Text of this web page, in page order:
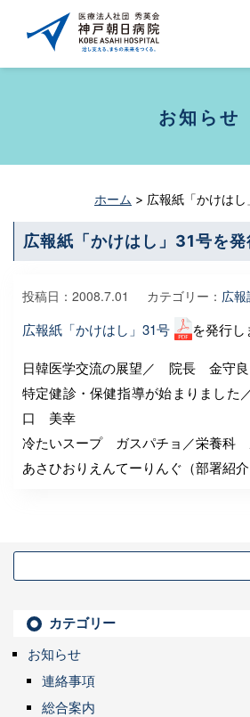
お知らせ
ホーム > 広報紙「かけはし
広報紙「かけはし」31号を発
投稿日： 2008.7.01 カテゴリー： 広報
広報紙「かけはし」31号 を発行し
日韓医学交流の展望／ 院長 金守良
特定健診・保健指導が始まりまし
口 美幸
冷たいスープ ガスパチョ／栄養
あさひおりえんてーりんぐ（部署紹
カテゴリー
お知らせ
連絡事項
総合案内